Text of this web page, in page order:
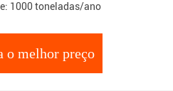
1000 toneladas/ano
o melhor preço